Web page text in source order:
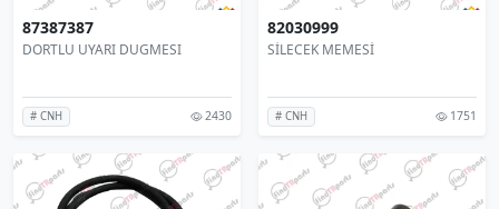
87387387
DORTLU UYARI DUGMESI
# CNH 2430
82030999
SİLECEK MEMESİ
# CNH 1751